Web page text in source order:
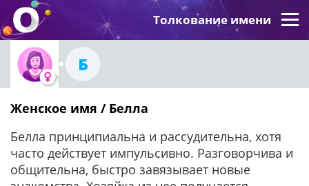
Толкование имени
Б
Женское имя / Белла
Белла принципиальна и рассудительна, хотя
часто действует импульсивно. Разговорчива и
общительна, быстро завязывает новые